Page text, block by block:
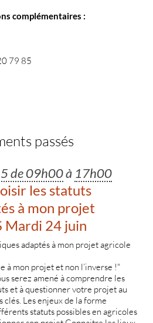
complémentaires :
79 85
passés
de 09h00à 17h00
les statuts
à mon projet
Mardi 24 juin
adaptés à mon projet agricole
à mon projet et non l’inverse !"
serez amené à comprendre les
et à questionner votre projet au
Les enjeux de la forme
statuts possibles en agricoles